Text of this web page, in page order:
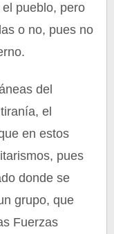
pueblo, pero
o no, pues no
del
el
en estos
pues
donde se
grupo, que
Fuerzas